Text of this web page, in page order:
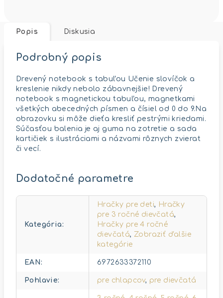
Popis Diskusia
Podrobný popis
Drevený notebook s tabuľou Učenie slovíčok a
kreslenie nikdy nebolo zábavnejšie! Drevený
notebook s magnetickou tabuľou, magnetkami
všetkých abecedných písmen a čísiel od 0 do 9.Na
obrazovku si môže dieťa kresliť pestrými kriedami.
Súčasťou balenia je aj guma na zotretie a sada
kartičiek s ilustráciami a názvami rôznych zvierat
či vecí.
Dodatočné parametre
Kategória:
Hračky pre deti, Hračky
pre 3 ročné dievčatá,
Hračky pre 4 ročné
dievčatá, Zobraziť ďalšie
kategórie
EAN: 6972633372110
Pohlavie: pre chlapcov, pre dievčatá